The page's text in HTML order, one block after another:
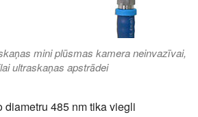
mini plūsmas kamera neinvazīvai,
ultraskaņas apstrādei
diametru 485 nm tika viegli